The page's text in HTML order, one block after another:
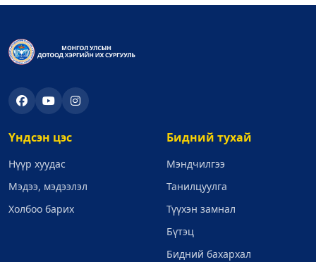
Үндсэн цэс
Нүүр хуудас
Мэдээ, мэдээлэл
Холбоо барих
Бидний тухай
Мэндчилгээ
Танилцуулга
Түүхэн замнал
Бүтэц
Бидний бахархал